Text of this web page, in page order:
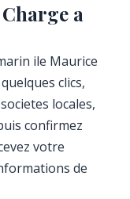
a
ile Maurice
clics,
locales,
confirmez
votre
de